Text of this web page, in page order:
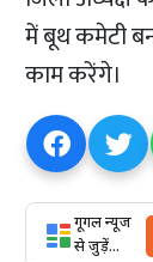
में बूथ कमेटी
काम करेंगे।
गूगल न्यूज
से जुड़ें...